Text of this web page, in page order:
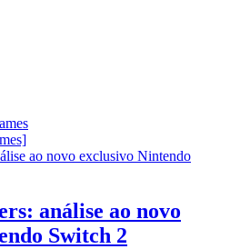
análise ao novo
Switch 2